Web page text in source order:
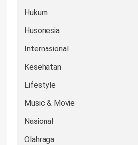
Hukum
Husonesia
Internasional
Kesehatan
Lifestyle
Music & Movie
Nasional
Olahraga